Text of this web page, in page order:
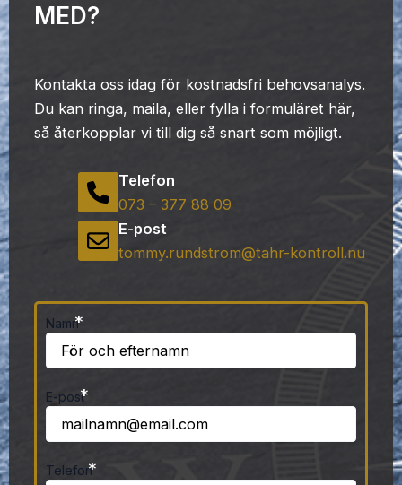
MED?
Kontakta oss idag för kostnadsfri behovsanalys.
Du kan ringa, maila, eller fylla i formuläret här,
så återkopplar vi till dig så snart som möjligt.
Telefon
073 – 377 88 09
E-post
tommy.rundstrom@tahr-kontroll.nu
Namn*
E-post*
Telefon*